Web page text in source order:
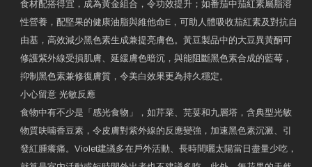
食材配搭得宜，成為黃金組合，令功效提升；如番茄中茄紅素屬脂溶
性營養，配堅果的健康油脂與維他命E，可助人體吸收茄紅素及對抗自
由基，高效減少黑色素生成兼提亮膚色。黃豆製品中的大豆異黃酮可
修護紫外線受損肌膚、延緩膚色暗沉，與能阻斷黑色素合成的藍莓，
抑制黑色素兼修復膚質，令美白效果更為持久穩定。
小心留意 光敏反應
食物中有不少是「感光食物」，如芹菜、芫荽和九層塔，含典型光敏
物質呋喃香豆素，令皮膚對紫外線的反應變強，加速黑色素沉澱、引
發紅腫癢痛。Violet建議多在戶外活動、長時間曬太陽當日盡量少吃，